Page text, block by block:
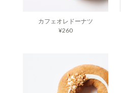
カフェオレドーナツ
¥260